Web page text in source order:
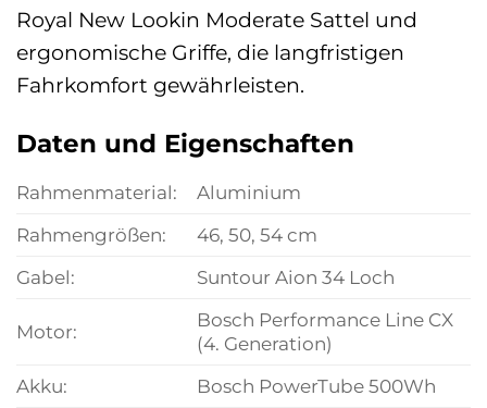
Royal New Lookin Moderate Sattel und
ergonomische Griffe, die langfristigen
Fahrkomfort gewährleisten.
Daten und Eigenschaften
Rahmenmaterial:
Aluminium
Rahmengrößen:
46, 50, 54 cm
Gabel:
Suntour Aion 34 Loch
Motor:
Bosch Performance Line CX
(4. Generation)
Akku:
Bosch PowerTube 500Wh